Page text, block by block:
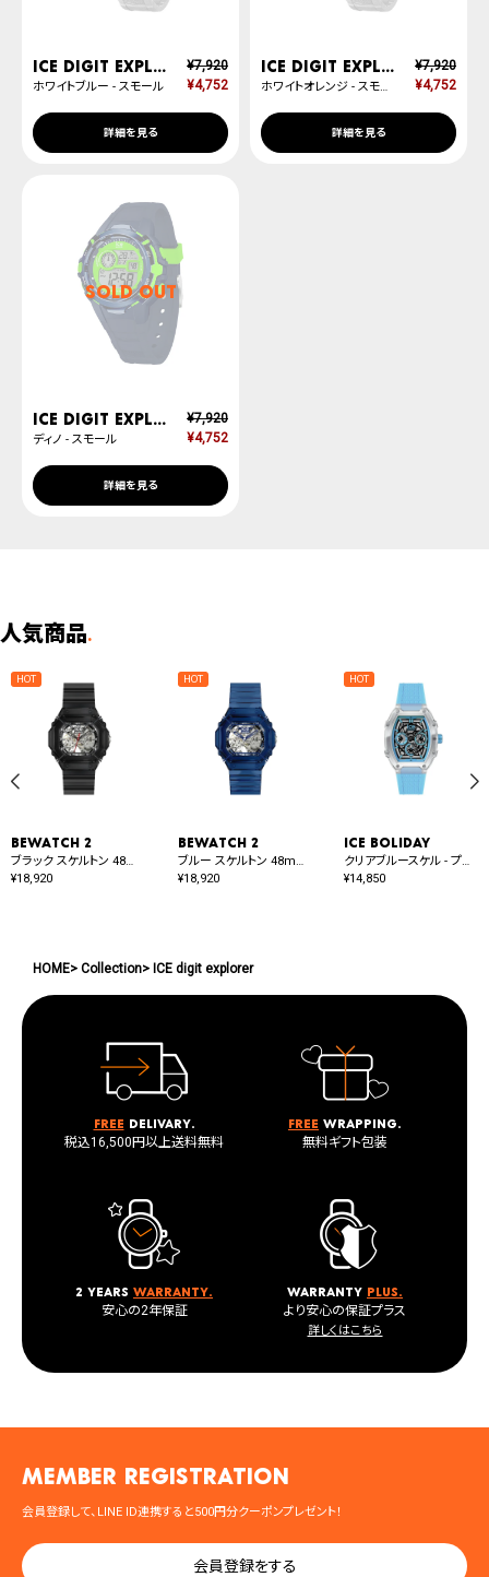
ICE digit explorer
ホワイトブルー - スモール
¥7,920
¥4,752
詳細を見る
ICE digit explorer
ホワイトオレンジ - スモール
¥7,920
¥4,752
詳細を見る
SOLD OUT
ICE digit explorer
ディノ - スモール
¥7,920
¥4,752
詳細を見る
人気商品.
BEWATCH 2
ブラック スケルトン 48mm オート
¥18,920
BEWATCH 2
ブルー スケルトン 48mm オート
¥18,920
ICE boliday
クリアブルースケル - プラスチック - ミディアム - MT
¥14,850
HOME Collection ICE digit explorer
Free delivary.
税込16,500円以上送料無料
Free wrapping.
無料ギフト包装
2 years warranty.
安心の2年保証
warranty plus.
より安心の保証プラス
詳しくはこちら
MEMBER registration
会員登録して、LINE ID連携すると500円分クーポンプレゼント！
会員登録をする